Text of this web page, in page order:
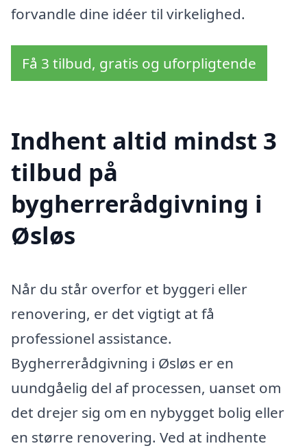
forvandle dine idéer til virkelighed.
Få 3 tilbud, gratis og uforpligtende
Indhent altid mindst 3
tilbud på
bygherrerådgivning i
Øsløs
Når du står overfor et byggeri eller
renovering, er det vigtigt at få
professionel assistance.
Bygherrerådgivning i Øsløs er en
uundgåelig del af processen, uanset om
det drejer sig om en nybygget bolig eller
en større renovering. Ved at indhente